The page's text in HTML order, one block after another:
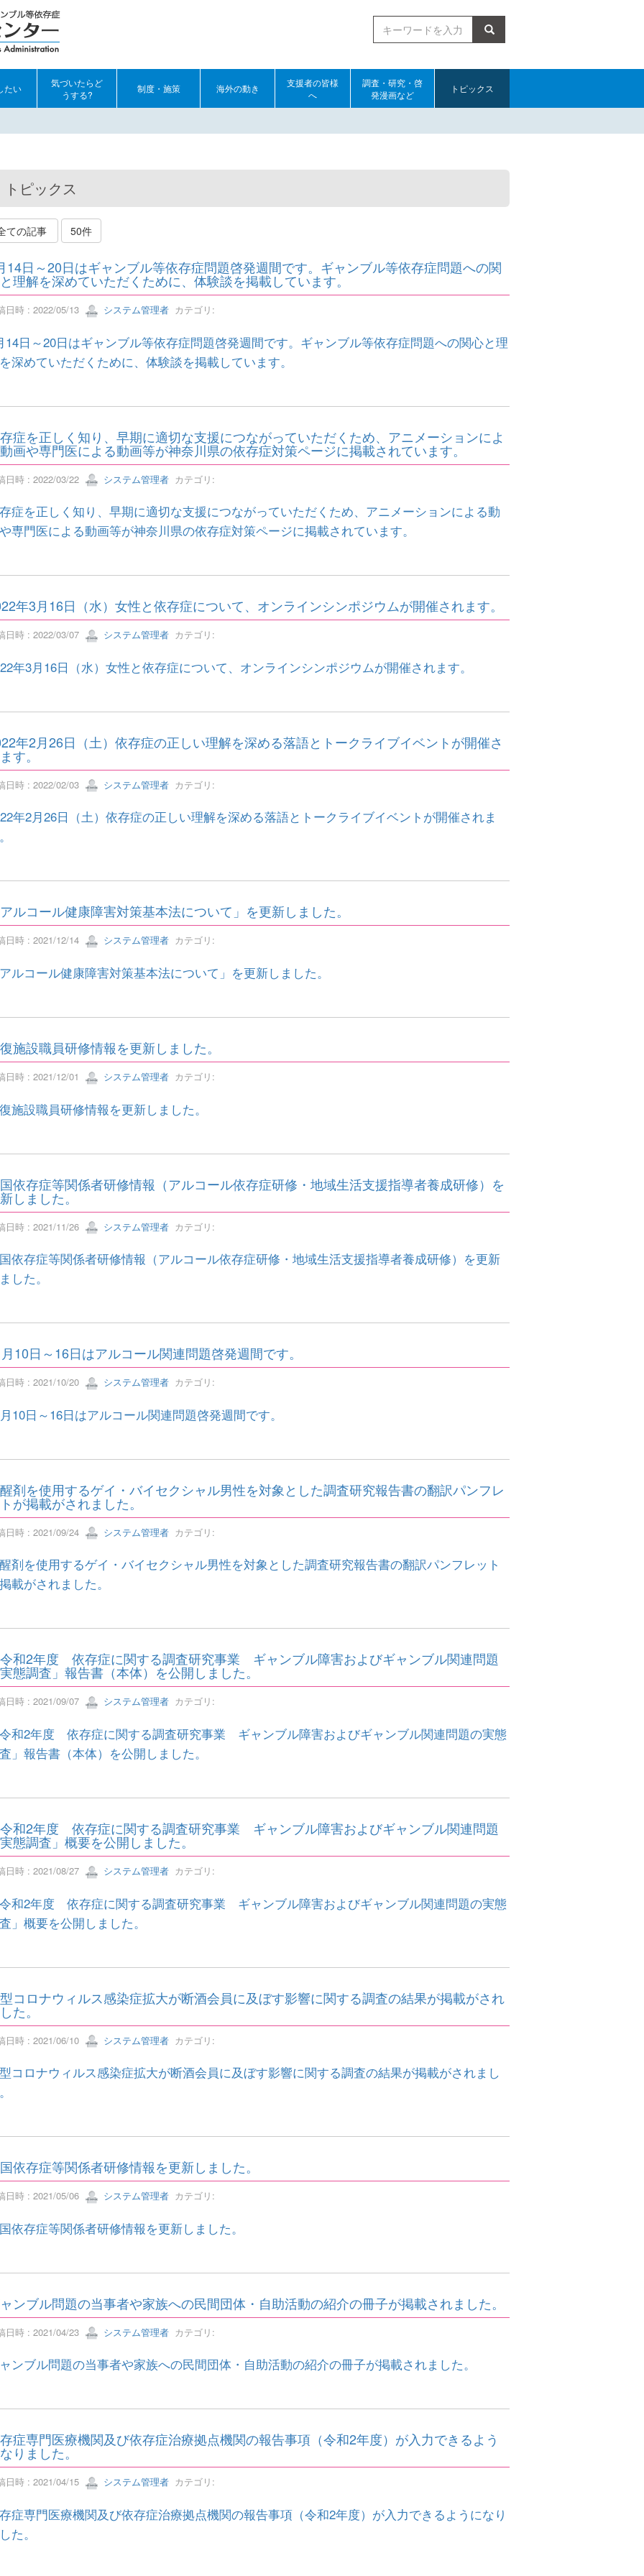
検索
たい
気づいたらど
うする?
制度・施策 海外の動き
支援者の皆様
へ
調査・研究・啓
発漫画など
トピックス
トピックス
ての記事 50件
14日～20日はギャンブル等依存症問題啓発週間です。ギャンブル等依存症問題への関
理解を深めていただくために、体験談を掲載しています。
日時 : 2022/05/13 システム管理者カテゴリ:
14日～20日はギャンブル等依存症問題啓発週間です。ギャンブル等依存症問題への関心と理
深めていただくために、体験談を掲載しています。
症を正しく知り、早期に適切な支援につながっていただくため、アニメーションによ
画や専門医による動画等が神奈川県の依存症対策ページに掲載されています。
日時 : 2022/03/22 システム管理者カテゴリ:
症を正しく知り、早期に適切な支援につながっていただくため、アニメーションによる動
専門医による動画等が神奈川県の依存症対策ページに掲載されています。
年3月16日（水）女性と依存症について、オンラインシンポジウムが開催されます。
日時 : 2022/03/07 システム管理者カテゴリ:
年3月16日（水）女性と依存症について、オンラインシンポジウムが開催されます。
年2月26日（土）依存症の正しい理解を深める落語とトークライブイベントが開催さ
す。
日時 : 2022/02/03 システム管理者カテゴリ:
年2月26日（土）依存症の正しい理解を深める落語とトークライブイベントが開催されま
アルコール健康障害対策基本法について」を更新しました。
日時 : 2021/12/14 システム管理者カテゴリ:
アルコール健康障害対策基本法について」を更新しました。
施設職員研修情報を更新しました。
日時 : 2021/12/01 システム管理者カテゴリ:
施設職員研修情報を更新しました。
依存症等関係者研修情報（アルコール依存症研修・地域生活支援指導者養成研修）を
しました。
日時 : 2021/11/26 システム管理者カテゴリ:
依存症等関係者研修情報（アルコール依存症研修・地域生活支援指導者養成研修）を更新
した。
10日～16日はアルコール関連問題啓発週間です。
日時 : 2021/10/20 システム管理者カテゴリ:
10日～16日はアルコール関連問題啓発週間です。
剤を使用するゲイ・バイセクシャル男性を対象とした調査研究報告書の翻訳パンフレ
が掲載がされました。
日時 : 2021/09/24 システム管理者カテゴリ:
剤を使用するゲイ・バイセクシャル男性を対象とした調査研究報告書の翻訳パンフレット
載がされました。
令和2年度 依存症に関する調査研究事業 ギャンブル障害およびギャンブル関連問題
態調査」報告書（本体）を公開しました。
日時 : 2021/09/07 システム管理者カテゴリ:
令和2年度 依存症に関する調査研究事業 ギャンブル障害およびギャンブル関連問題の実態
」報告書（本体）を公開しました。
令和2年度 依存症に関する調査研究事業 ギャンブル障害およびギャンブル関連問題
態調査」概要を公開しました。
日時 : 2021/08/27 システム管理者カテゴリ:
令和2年度 依存症に関する調査研究事業 ギャンブル障害およびギャンブル関連問題の実態
」概要を公開しました。
コロナウィルス感染症拡大が断酒会員に及ぼす影響に関する調査の結果が掲載がされ
た。
日時 : 2021/06/10 システム管理者カテゴリ:
コロナウィルス感染症拡大が断酒会員に及ぼす影響に関する調査の結果が掲載がされまし
依存症等関係者研修情報を更新しました。
日時 : 2021/05/06 システム管理者カテゴリ:
依存症等関係者研修情報を更新しました。
ンブル問題の当事者や家族への民間団体・自助活動の紹介の冊子が掲載されました。
日時 : 2021/04/23 システム管理者カテゴリ:
ンブル問題の当事者や家族への民間団体・自助活動の紹介の冊子が掲載されました。
症専門医療機関及び依存症治療拠点機関の報告事項（令和2年度）が入力できるよう
りました。
日時 : 2021/04/15 システム管理者カテゴリ:
症専門医療機関及び依存症治療拠点機関の報告事項（令和2年度）が入力できるようになり
た。